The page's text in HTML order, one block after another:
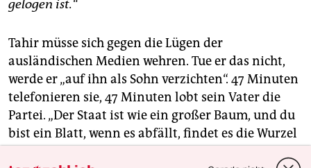
gelogen ist.“
Tahir müsse sich gegen die Lügen der
ausländischen Medien wehren. Tue er das nicht,
werde er „auf ihn als Sohn verzichten“. 47 Minuten
telefonieren sie, 47 Minuten lobt sein Vater die
Partei. „Der Staat ist wie ein großer Baum, und du
bist ein Blatt, wenn es abfällt, findet es die Wurzel